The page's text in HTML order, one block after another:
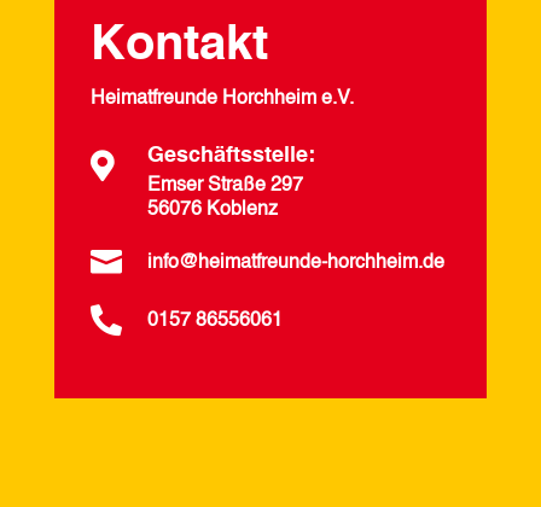
Kontakt
Heimatfreunde Horchheim e.V.
 Geschäftsstelle:
Emser Straße 297
56076 Koblenz
 info@heimatfreunde-horchheim.de
 0157 86556061